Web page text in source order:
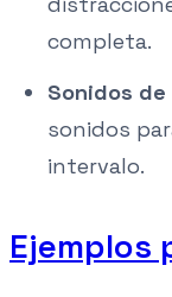
completa.
Sonidos de
sonidos
intervalo.
Ejemplos